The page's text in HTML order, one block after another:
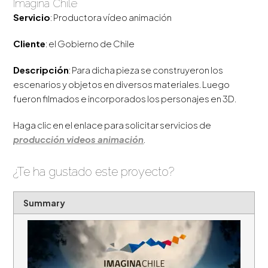
Imagina Chile
Servicio: Productora vídeo animación
Cliente: el Gobierno de Chile
Descripción: Para dicha pieza se construyeron los
escenarios y objetos en diversos materiales. Luego
fueron filmados e incorporados los personajes en 3D.
Haga clic en el enlace para solicitar servicios de
producción videos animación.
¿Te ha gustado este proyecto?
Summary